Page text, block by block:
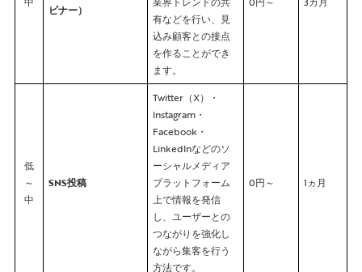
ビナー）
有などを行い、見
込み顧客との接点
を作ることができ
ます。
低
～
中
SNS投稿
Twitter（X）・
Instagram・
Facebook・
LinkedInなどのソ
ーシャルメディア
プラットフォーム
上で情報を発信
し、ユーザーとの
つながりを強化し
ながら集客を行う
方法です。
0円～ 1ヵ月